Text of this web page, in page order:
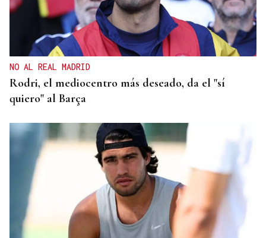
NO AL REAL MADRID
Rodri, el mediocentro más deseado, da el "sí
quiero" al Barça